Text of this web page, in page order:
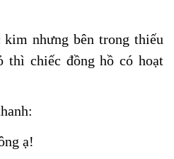
kim nhưng bên trong thiếu
thì chiếc đồng hồ có hoạt
ạ!